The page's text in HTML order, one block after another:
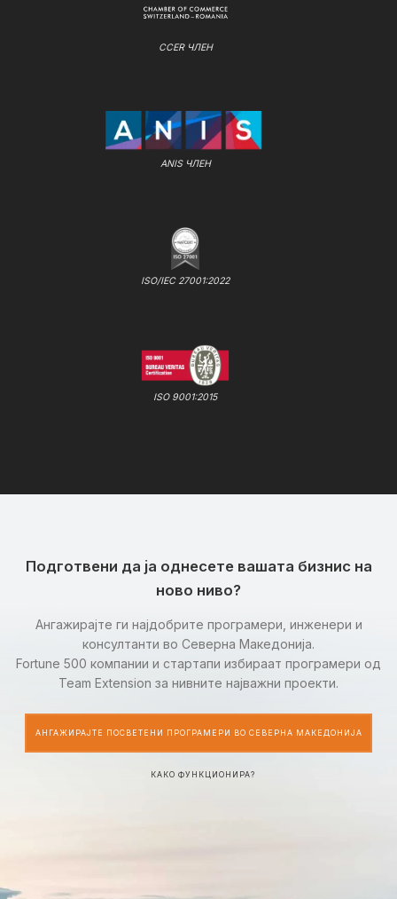
CCER ЧЛЕН
ANIS ЧЛЕН
ISO/IEC 27001:2022
ISO 9001:2015
Подготвени да ја однесете вашата бизнис на
ново ниво?
Ангажирајте ги најдобрите програмери, инженери и
консултанти во Северна Македонија.
Fortune 500 компании и стартапи избираат програмери од
Team Extension за нивните најважни проекти.
АНГАЖИРАЈТЕ ПОСВЕТЕНИ ПРОГРАМЕРИ ВО СЕВЕРНА МАКЕДОНИЈА
КАКО ФУНКЦИОНИРА?